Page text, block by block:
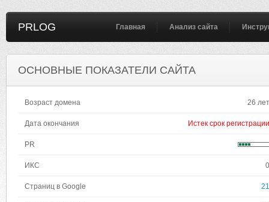
PRLOG Главная Анализ сайта
ОСНОВНЫЕ ПОКАЗАТЕЛИ САЙТА
Возраст домена 26 лет
Дата окончания Истек срок регистрации
PR
ИКС 0
Страниц в Google 21